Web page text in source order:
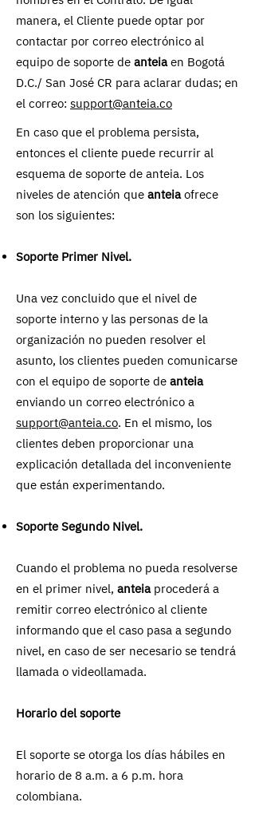
manera, el Cliente puede optar por
contactar por correo electrónico al
equipo de soporte de anteiaen Bogotá
D.C./ San José CR para aclarar dudas; en
el correo: support@anteia.co
En caso que el problema persista,
entonces el cliente puede recurrir al
esquema de soporte de anteia. Los
niveles de atención que anteiaofrece
son los siguientes:
Soporte Primer Nivel.
Una vez concluido que el nivel de
soporte interno y las personas de la
organización no pueden resolver el
asunto, los clientes pueden comunicarse
con el equipo de soporte de anteia
enviando un correo electrónico a
support@anteia.co. En el mismo, los
clientes deben proporcionar una
explicación detallada del inconveniente
que están experimentando.
Soporte Segundo Nivel.
Cuando el problema no pueda resolverse
en el primer nivel, anteiaprocederá a
remitir correo electrónico al cliente
informando que el caso pasa a segundo
nivel, en caso de ser necesario se tendrá
llamada o videollamada.
Horario del soporte
El soporte se otorga los días hábiles en
horario de 8 a.m. a 6 p.m. hora
colombiana.